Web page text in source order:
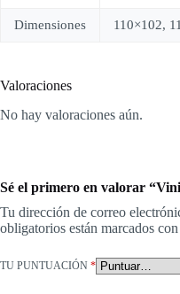
Dimensiones 110×102,
Valoraciones
No hay valoraciones aún.
Sé el primero en valorar
Tu dirección de correo
obligatorios están marcados con
TU PUNTUACIÓN *